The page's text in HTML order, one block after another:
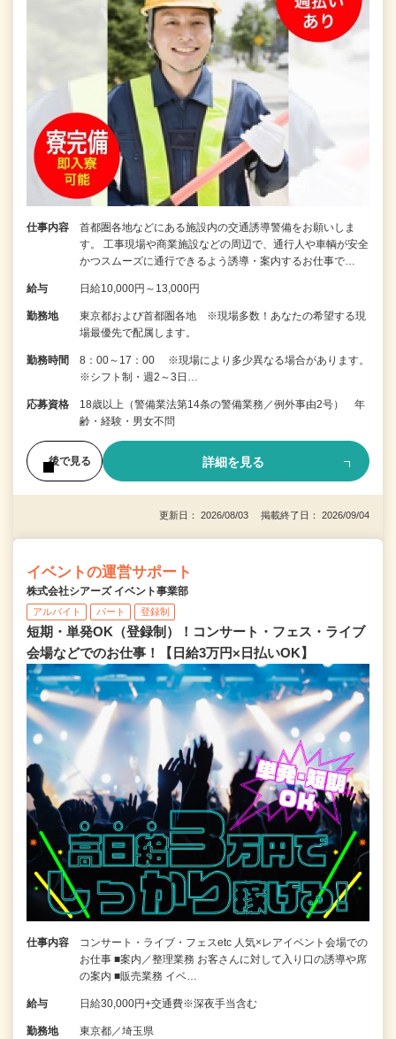
仕事内容
首都圏各地などにある施設内の交通誘導警備をお願いしま
す。 工事現場や商業施設などの周辺で、通行人や車輌が安全
かつスムーズに通行できるよう誘導・案内するお仕事で…
給与 日給10,000円～13,000円
勤務地
東京都および首都圏各地 ※現場多数！あなたの希望する現
場最優先で配属します。
勤務時間
8：00～17：00 ※現場により多少異なる場合があります。
※シフト制・週2～3日…
応募資格
18歳以上（警備業法第14条の警備業務／例外事由2号） 年
齢・経験・男女不問
後で見る 詳細を見る
更新日： 2026/08/03 掲載終了日： 2026/09/04
イベントの運営サポート
株式会社シアーズ イベント事業部
アルバイト パート 登録制
短期・単発OK（登録制）！コンサート・フェス・ライブ
会場などでのお仕事！【日給3万円×日払いOK】
仕事内容
コンサート・ライブ・フェスetc 人気×レアイベント会場での
お仕事 ■案内／整理業務 お客さんに対して入り口の誘導や席
の案内 ■販売業務 イベ…
給与 日給30,000円+交通費※深夜手当含む
勤務地 東京都／埼玉県